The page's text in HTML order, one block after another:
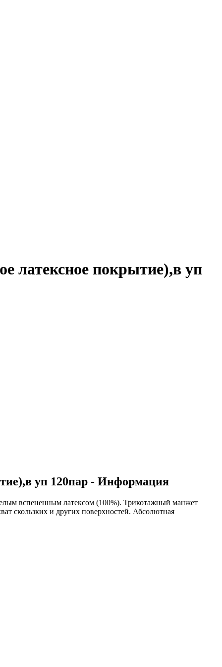
латексное покрытие),в уп
уп 120пар - Информация
вспененным латексом (100%). Трикотажный манжет
скользких и других поверхностей. Абсолютная